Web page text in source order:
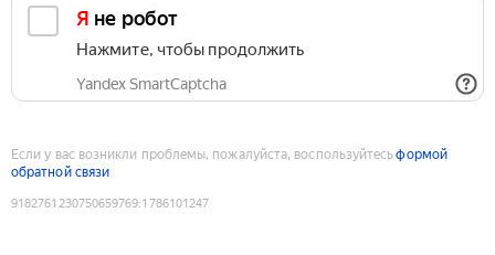
Я не робот
Нажмите, чтобы продолжить
Yandex SmartCaptcha
Если у вас возникли проблемы, пожалуйста, воспользуйтесьформой
обратной связи
9182761230750659769:1786101247